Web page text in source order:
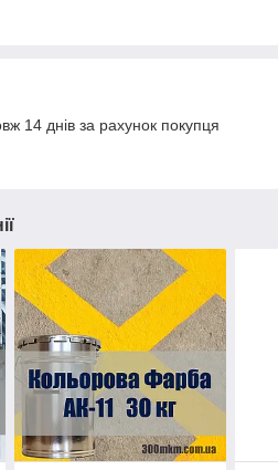
14 днів за рахунок покупця